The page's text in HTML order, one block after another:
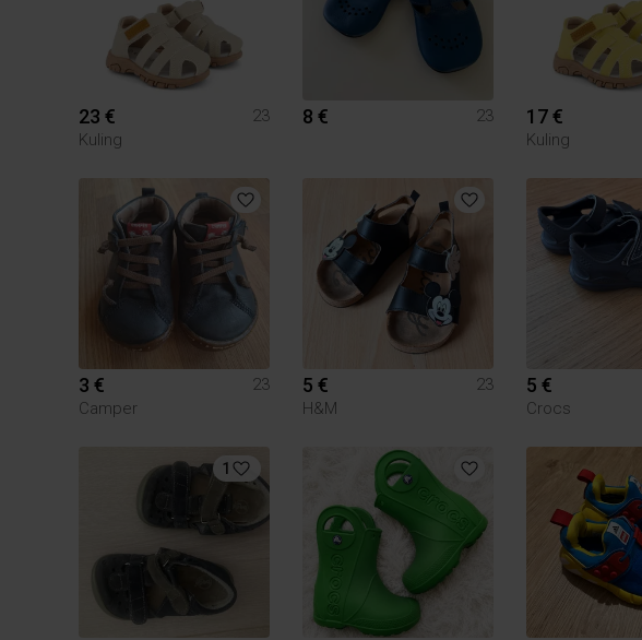
23 €
23
Kuling
8 € 23 17 €
Kuling
3 €
23
Camper
5 €
23
H&M
5 €
Crocs
1